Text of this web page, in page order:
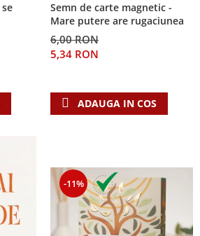
Semn de carte magnetic -
Mare putere are rugaciunea
6,00 RON
5,34 RON
ADAUGA IN COS
-11%